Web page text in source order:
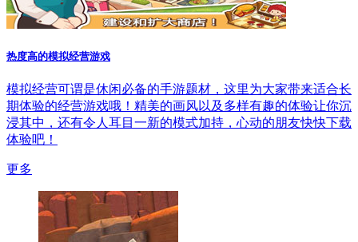
热度高的模拟经营游戏
模拟经营可谓是休闲必备的手游题材，这里为大家带来适合长
期体验的经营游戏哦！精美的画风以及多样有趣的体验让你沉
浸其中，还有令人耳目一新的模式加持，心动的朋友快快下载
体验吧！
更多